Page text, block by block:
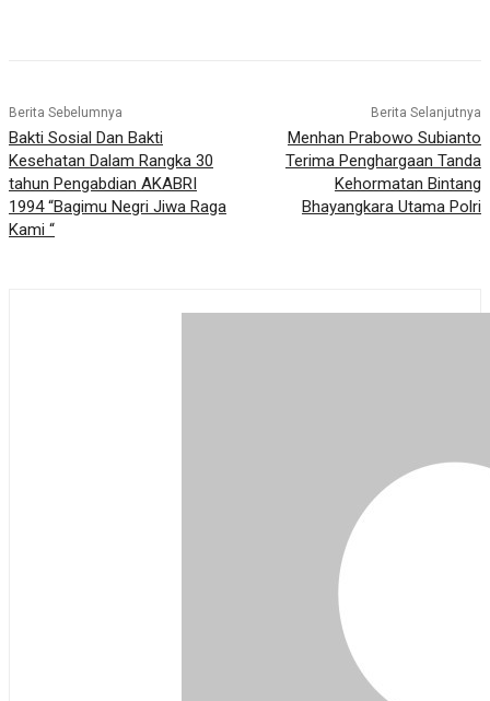
Berita Sebelumnya
Bakti Sosial Dan Bakti
Kesehatan Dalam Rangka 30
tahun Pengabdian AKABRI
1994 “Bagimu Negri Jiwa Raga
Kami “
Berita Selanjutnya
Menhan Prabowo Subianto
Terima Penghargaan Tanda
Kehormatan Bintang
Bhayangkara Utama Polri